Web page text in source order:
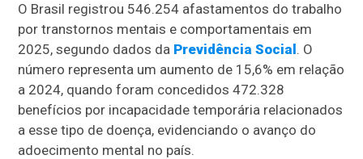
O Brasil registrou 546.254 afastamentos do trabalho
por transtornos mentais e comportamentais em
2025, segundo dados da Previdência Social . O
número representa um aumento de 15,6% em relação
a 2024, quando foram concedidos 472.328
benefícios por incapacidade temporária relacionados
a esse tipo de doença, evidenciando o avanço do
adoecimento mental no país.